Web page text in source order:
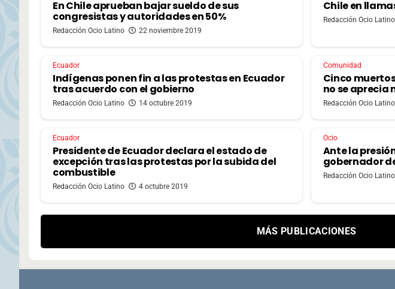
En Chile aprueban bajar sueldo de sus
congresistas y autoridades en 50%
Redacción Ocio Latino 22 noviembre 2019
Chile en
Redacción Ocio Latino
Ecuador
Indígenas ponen fin a las protestas en Ecuador
tras acuerdo con el gobierno
Redacción Ocio Latino 14 octubre 2019
Comunidad
Cinco
no se aprecia
Redacción Ocio Latino
Ecuador
Presidente de Ecuador declara el estado de
excepción tras las protestas por la subida del
combustible
Redacción Ocio Latino 4 octubre 2019
Ocio
Ante la
gobernador
Redacción Ocio Latino
MÁS PUBLICACIONES